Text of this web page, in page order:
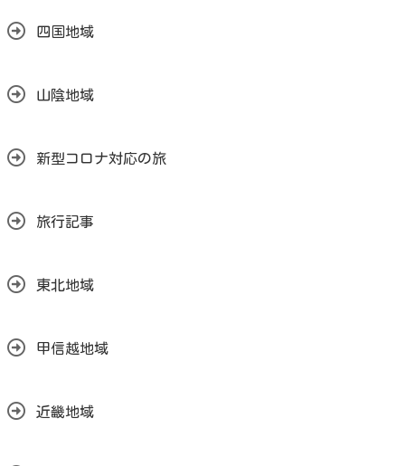
四国地域
山陰地域
新型コロナ対応の旅
旅行記事
東北地域
甲信越地域
近畿地域